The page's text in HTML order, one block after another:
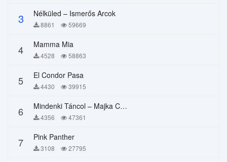
3 Nélküled – Ismerős Arcok
8861 59669
4 Mamma Mia
4528 58863
5 El Condor Pasa
4430 39915
6 Mindenki Táncol – Majka Curtis, Péter Majoros
4356 47361
7 Pink Panther
3108 27795